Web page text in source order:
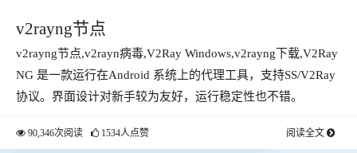
v2rayng节点
v2rayng节点,v2rayn病毒,V2Ray Windows,v2rayng下载,V2Ray
NG 是一款运行在Android 系统上的代理工具，支持SS/V2Ray
协议。界面设计对新手较为友好，运行稳定性也不错。
90,346次阅读 1534人点赞 阅读全文